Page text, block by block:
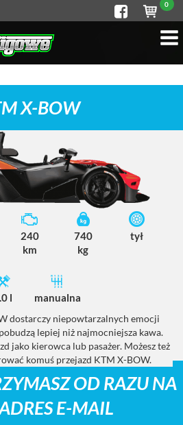
0
X-BOW
240
km
740
kg
tył
l
manualna
dostarczy niepowtarzalnych emocji
lepiej niż najmocniejsza kawa.
jako kierowca lub pasażer. Możesz też
komuś przejazd KTM X-BOW.
OD RAZU NA
E-MAIL